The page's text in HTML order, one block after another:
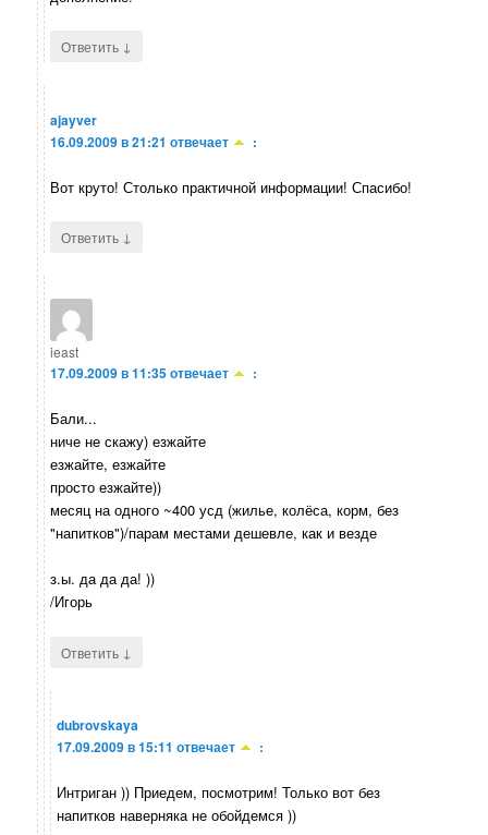
Ответить ↓
ajayver
16.09.2009 в 21:21 отвечает :
Вот круто! Столько практичной информации! Спасибо!
Ответить ↓
ieast
17.09.2009 в 11:35отвечает :
Бали...
ниче не скажу) езжайте
езжайте, езжайте
просто езжайте))
месяц на одного ~400 усд (жилье, колёса, корм, без
"напитков")/парам местами дешевле, как и везде
з.ы. да да да! ))
/Игорь
Ответить ↓
dubrovskaya
17.09.2009 в 15:11 отвечает :
Интриган )) Приедем, посмотрим! Только вот без
напитков наверняка не обойдемся ))